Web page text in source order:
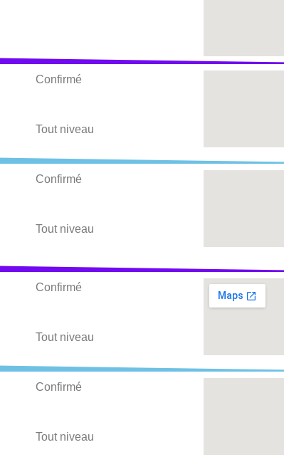
Confirmé
Tout niveau
Confirmé
Tout niveau
Confirmé
Tout niveau
Confirmé
Tout niveau